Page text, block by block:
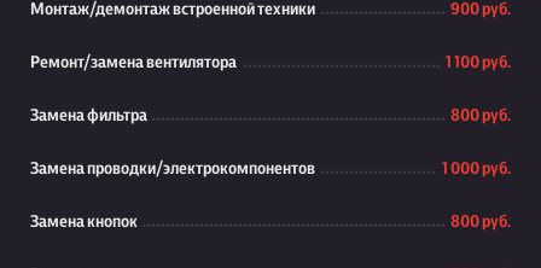
Монтаж/демонтаж встроенной техники 900 руб.
Ремонт/замена вентилятора 1 100 руб.
Замена фильтра 800 руб.
Замена проводки/электрокомпонентов 1 000 руб.
Замена кнопок 800 руб.